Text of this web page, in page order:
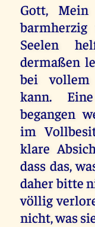
Gott,
Seelen
dermaßen
bei vollem
kann.
begangen
im
klare
dass das,
daher bitte
völlig
nicht, was